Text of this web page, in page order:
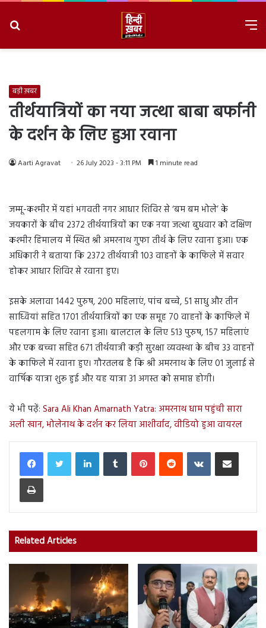
बड़ी ख़बर
तीर्थयात्रियों का नया जत्था बाबा बर्फानी
के दर्शन के लिए हुआ रवाना
Aarti Agravat 26 July 2023 - 3:11 PM 1 minute read
जम्मू-कश्मीर में यहां भगवती नगर आधार शिविर से ‘बम बम भोले’ के
जयकारों के बीच 2372 तीर्थयात्रियों का एक नया जत्था बुधवार को दक्षिण
कश्मीर हिमालय में स्थित श्री अमरनाथ गुफा तीर्थ के लिए रवाना हुआ। एक
अधिकारी ने बताया कि 2372 तीर्थयात्री 103 वाहनों के काफिले में सवार
होकर आधार शिविर से रवाना हुए।
इसके अलावा 1442 पुरुष, 200 महिलाएं, पांच बच्चे, 51 साधु और तीन
साध्वियां सहित 1701 तीर्थयात्रियों का एक समूह 70 वाहनों के काफिले में
पहलगाम के लिए रवाना हुआ। बालटाल के लिए 513 पुरुष, 157 महिलाएं
और एक बच्चा सहित 671 तीर्थयात्री कड़ी सुरक्षा व्यवस्था के बीच 33 वाहनों
के काफिले में रवाना हुए। गौरतलब है कि श्री अमरनाथ के लिए 01 जुलाई से
वार्षिक यात्रा शुरू हुई और यह यात्रा 31 अगस्त को समाप्त होगी।
ये भी पढ़ें: Sara Ali Khan Amarnath Yatra: अमरनाथ धाम पहुंची सारा
अली खान, भोलेनाथ के दर्शन कर लिया आशीर्वाद, वीडियो हुआ वायरल
LinkedInTumblr PinterestReddit VKontakteShare via Email
Print
Related Articles